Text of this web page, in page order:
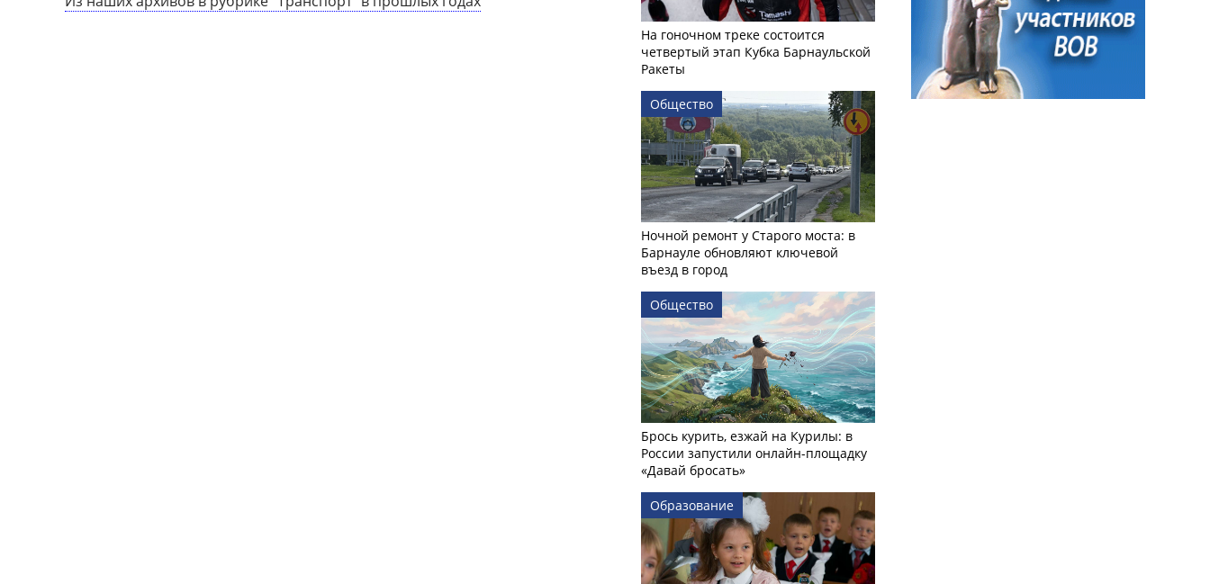
На гоночном треке состоится
четвертый этап Кубка Барнаульской
Ракеты
Общество
Ночной ремонт у Старого моста: в
Барнауле обновляют ключевой
въезд в город
Общество
Брось курить, езжай на Курилы: в
России запустили онлайн-­площадку
«Давай бросать»
Образование